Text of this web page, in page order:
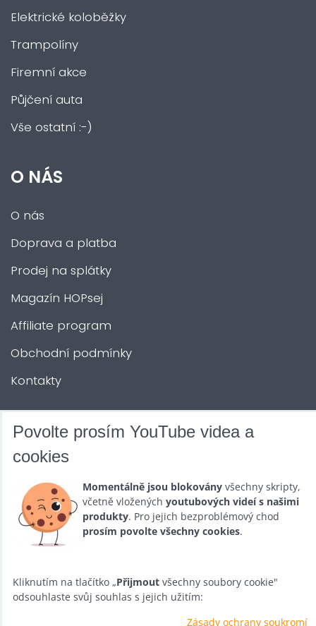
Elektrické koloběžky
Trampolíny
Firemní akce
Půjčení auta
Vše ostatní :-)
O NÁS
O nás
Doprava a platba
Prodej na splátky
Magazín HOPsej
Affiliate program
Obchodní podmínky
Kontakty
DALŠÍ SLUŽBY
Půjčovna
Promotéři
Kurzy a setkání
Velkoobchod
Nabídka práce
Povolte prosím YouTube videa a
cookies
Momentálně jsou blokovány všechny skripty,
včetně vložených youtubových videí s našimi
produkty. Pro jejich bezproblémový chod
prosím povolte všechny cookies.
Kliknutím na tlačítko „Přijmout všechny soubory cookie"
odsouhlaste svůj souhlas s jejich užitím:
Zásady ochrany soukromí